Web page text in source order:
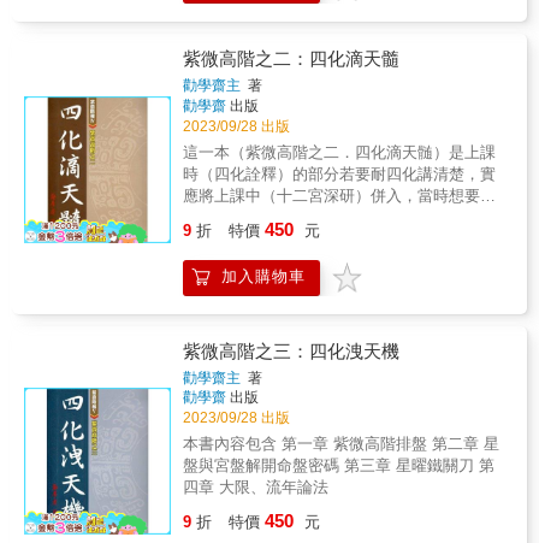
在人生哪一個階段，都能找到明朗的前進方
向。 東方星理學是一門古老的智慧， 由華人界
最權威的紫微斗數泰斗&mdash;&mdash;天乙
上人，將紫微斗數以全新面貌呈現， 以圖像符
號取代專有名詞，突破翻譯盲點， 並結合星座
學與心理學，以及大數據統計學， 讓有心學習
者能無障礙進入東方星理學的世界， 一同探索
人生藍圖，掌握生命每一個關鍵的轉捩點。 以
圖像和宮廷人物取代專有名詞，讓每一顆星都
讓原來的古老學問變成一套立體的「人生曲線
說明書」，入門者、研究者、甚至企業人資都
能很快的掌握重點。 *** 1.東方星理學（單星
格優缺點，入門必讀聖典！ 2.東方星理學（區
塊篇） 進一步說明星盤中十二區塊的作用和影
響，不僅可以更了解自己的天賦傾向、優勢弱
勢，更可對應自己與他人的互動方式，以及推
斷自己未來的發展方向。 3.東方星理學（雙星
互聯篇） 探討單一區塊中雙主星的融合、互
制，進一步討論兩顆星宿相互的影響和磁場變
化。 一加一會等於二嗎？若是兩顆星宿的特質
南轅北轍又該怎麼解釋？每種組合附有5張圖
紫微高階之二：四化滴天髓
勸學齋主 著
勸學齋 出版
2023/09/28 出版
這一本（紫微高階之二．四化滴天髄）是上課
時（四化詮釋）的部分若要耐四化講清楚，實
應將上課中（十二宮深研）併入，當時想要合
瞭解，索性再接著出版一本，拜今年戊子天機
化忌之賜，將書名定為（紫微高階之三．四化
洩天機），約莫在戊子年孟冬，即可與讀者見
讀者不埘來電期盼，再來感謝所有勸學齋的學
員，有大家的聽課與發問，襄我得以完全抒發
我所知，並鑽研原來所不知，真所謂（教學相
長）． & 這本（紫微高階之二．四化滴天髓）
寫作過程，除感謝林萬福的上課筆記，高雄班
張麗滿幫我畫圖外，中壢班周教授桐明的校正
與提議，台南班的陳老師友城，黃昆隆，談永
芬以及高雄班王淑品，不分日夜地勘誤，令我
感念． & 人生本在佈滿（加減乘除）機制的路
9 折 特價 450 元
加入購物車
紫微高階之三：四化洩天機
勸學齋主 著
勸學齋 出版
2023/09/28 出版
本書內容包含 第一章 紫微高階排盤 第二章 星
盤與宮盤解開命盤密碼 第三章 星曜鐵關刀 第
四章 大限、流年論法
9 折 特價 450 元